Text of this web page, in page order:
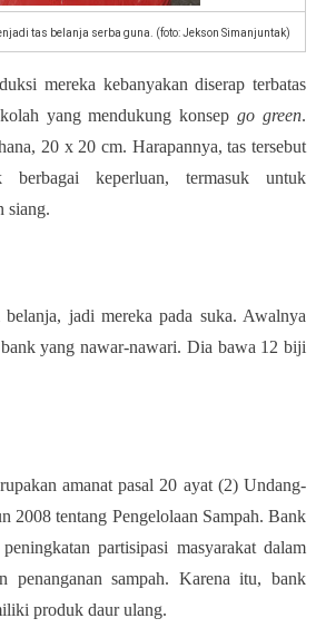
tas belanja serba guna. (foto: Jekson Simanjuntak)
mereka kebanyakan diserap terbatas
yang mendukung konsepgo green.
20 x 20 cm. Harapannya, tas tersebut
berbagai keperluan, termasuk untuk
siang.
jadi mereka pada suka. Awalnya
yang nawar-nawari. Dia bawa 12 biji
amanat pasal 20 ayat (2) Undang-
2008 tentang Pengelolaan Sampah. Bank
partisipasi masyarakat dalam
penanganan sampah. Karena itu, bank
produk daur ulang.